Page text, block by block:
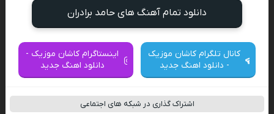
دانلود تمام آهنگ های حامد برادران
کانال تلگرام کاشان موزیک
- دانلود اهنگ جدید
اینستاگرام کاشان موزیک -
دانلود اهنگ جدید
اشتراک گذاری در شبکه های اجتماعی